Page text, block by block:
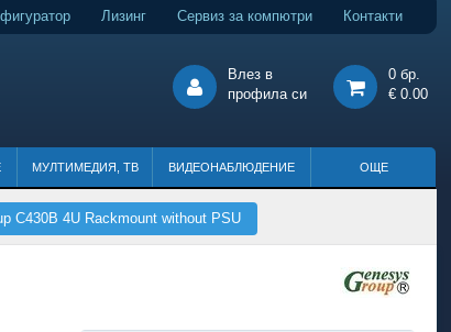
Лизинг Сервиз за компютри Контакти
Влез в
профила си
0 бр.
€ 0.00
МУЛТИМЕДИЯ, ТВ ВИДЕОНАБЛЮДЕНИЕ ОЩЕ
C430B 4U Rackmount without PSU